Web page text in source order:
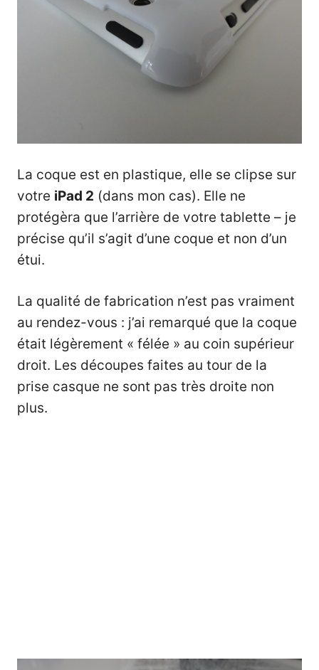
La coque est en plastique, elle se clipse sur
votre iPad 2 (dans mon cas). Elle ne
protégèra que l’arrière de votre tablette – je
précise qu’il s’agit d’une coque et non d’un
étui.
La qualité de fabrication n’est pas vraiment
au rendez-vous : j’ai remarqué que la coque
était légèrement « félée » au coin supérieur
droit. Les découpes faites au tour de la
prise casque ne sont pas très droite non
plus.